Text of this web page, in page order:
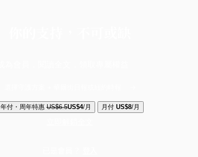
年付・周年特惠 US$6.5US$4/月 月付 US$8/月